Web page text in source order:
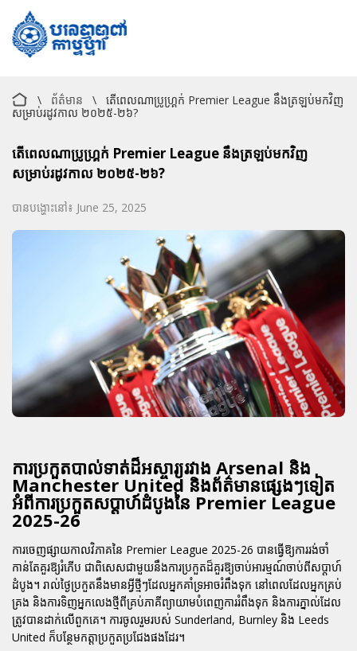
\ ព័ត៌មាន \
តើពេលណាប្រូហ្គ្រក់ Premier League នឹងត្រឡប់មកវិញ
សម្រាប់រដូវកាល ២០២៥-២៦?
តើពេលណាប្រូហ្គ្រក់ Premier League នឹងត្រឡប់មកវិញ
សម្រាប់រដូវកាល ២០២៥-២៦?
បានបង្ហោះនៅ៖ June 25, 2025
ការប្រកួតបាល់ទាត់ដ៏អស្ចារ្យរវាង Arsenal និង
Manchester United និងព័ត៌មានផ្សេងៗទៀត
អំពីការប្រកួតសប្ដាហ៍ដំបូងនៃ Premier League
2025-26
ការចេញផ្សាយកាលវិភាគនៃ Premier League 2025-26 បានធ្វើឱ្យការរង់ចាំ
កាន់តែគួរឱ្យរំភើប ជាពិសេសជាមួយនឹងការប្រកួតដ៏គួរឱ្យចាប់អារម្មណ៍ចាប់ពីសប្ដាហ៍
ដំបូង។ រាល់ថ្ងៃប្រកួតនឹងមានអ្វីថ្មីៗដែលអ្នកគាំទ្រអាចរំពឹងទុក នៅពេលដែលអ្នកគ្រប់
គ្រង និងការទិញអ្នកលេងថ្មីពីគ្រប់ភាគីព្យាយាមបំពេញការរំពឹងទុក និងការភ្នាល់ដែល
ត្រូវបានដាក់លើពួកគេ។ ការចូលរួមរបស់ Sunderland, Burnley និង Leeds
United ក៏បន្ថែមកត្តាប្រកួតប្រជែងផងដែរ។